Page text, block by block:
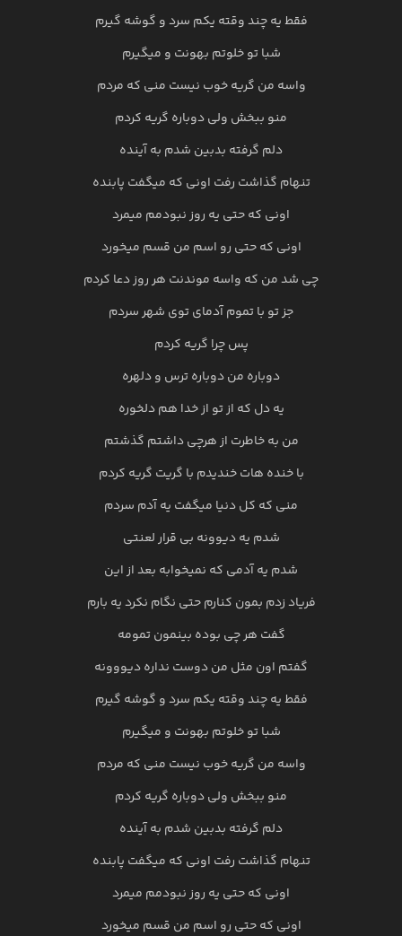
فقط یه چند وقته یکم سرد و گوشه گیرم
شبا تو خلوتم بهونت و میگیرم
واسه من گریه خوب نیست منی که مردم
منو ببخش ولی دوباره گریه کردم
دلم گرفته بدبین شدم به آینده
تنهام گذاشت رفت اونی که میگفت پابنده
اونی که حتی یه روز نبودمم میمرد
اونی که حتی رو اسم من قسم میخورد
چی شد من که واسه موندنت هر روز دعا کردم
جز تو با تموم آدمای توی شهر سردم
پس چرا گریه کردم
دوباره من دوباره ترس و دلهره
یه دل که از تو از خدا هم دلخوره
من به خاطرت از هرچی داشتم گذشتم
با خنده هات خندیدم با گریت گریه کردم
منی که کل دنیا میگفت یه آدم سردم
شدم یه دیوونه بی قرار لعنتی
شدم یه آدمی که نمیخوابه بعد از این
فریاد زدم بمون کنارم حتی نگام نکرد یه بارم
گفت هر چی بوده بینمون تمومه
گفتم اون مثل من دوست نداره دیووونه
فقط یه چند وقته یکم سرد و گوشه گیرم
شبا تو خلوتم بهونت و میگیرم
واسه من گریه خوب نیست منی که مردم
منو ببخش ولی دوباره گریه کردم
دلم گرفته بدبین شدم به آینده
تنهام گذاشت رفت اونی که میگفت پابنده
اونی که حتی یه روز نبودمم میمرد
اونی که حتی رو اسم من قسم میخورد